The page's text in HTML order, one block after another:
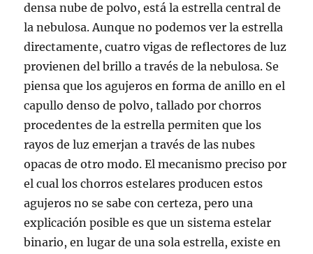
densa nube de polvo, está la estrella central de
la nebulosa. Aunque no podemos ver la estrella
directamente, cuatro vigas de reflectores de luz
provienen del brillo a través de la nebulosa. Se
piensa que los agujeros en forma de anillo en el
capullo denso de polvo, tallado por chorros
procedentes de la estrella permiten que los
rayos de luz emerjan a través de las nubes
opacas de otro modo. El mecanismo preciso por
el cual los chorros estelares producen estos
agujeros no se sabe con certeza, pero una
explicación posible es que un sistema estelar
binario, en lugar de una sola estrella, existe en